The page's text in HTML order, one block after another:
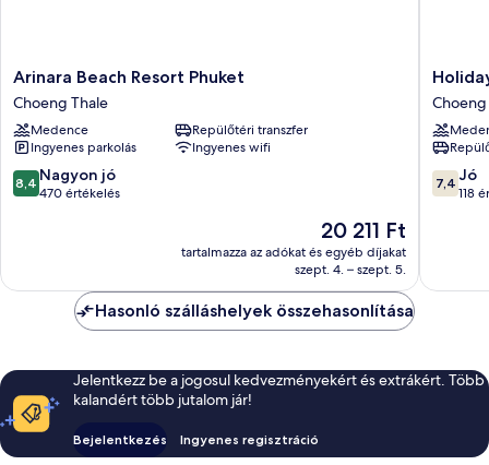
Arinara
Beach
Resort
Phuket
Choeng
Thale
Arinara Beach Resort Phuket
Choeng Thale
Medence
Repülőtéri transzfer
Ingyenes parkolás
Ingyenes wifi
8.4
ennyiből:
értékelés
8,4 Nagyon jó
470 értékelés
Az
20 211 Ft
20 211 Ft
tartalmazza az adókat és egyéb díjakat
szept. 4. – szept. 5.
Holiday
Inn
Resort
Phuket
Surin
Beach
by
7.4
7,4 Jó
118
Hasonló szálláshelyek összehasonlítása
Jelentkezz be a jogosul kedvezményekért és extrákért. Több
kalandért több jutalom jár!
Bejelentkezés Ingyenes regisztráció